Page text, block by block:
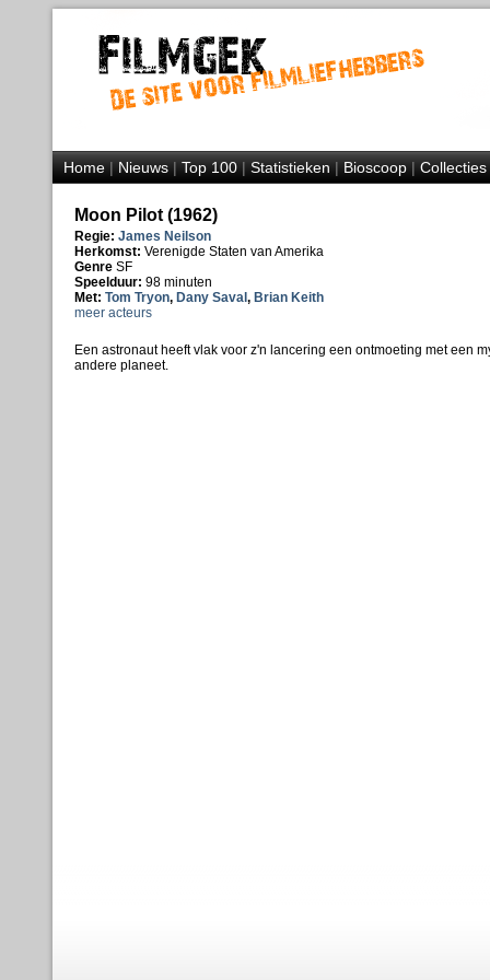
Home|Nieuws|Top 100|Statistieken|Bioscoop|Collecties
Moon Pilot (1962)
Regie: James Neilson
Herkomst: Verenigde Staten van Amerika
Genre SF
Speelduur: 98 minuten
Met: Tom Tryon, Dany Saval , Brian Keith
meer acteurs
Een astronaut heeft vlak voor z'n lancering een ontmoeting met een
andere planeet.